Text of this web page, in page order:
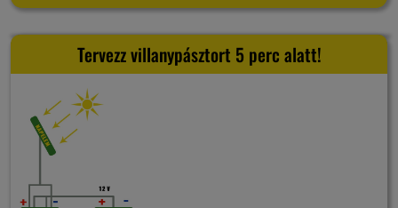
Tervezz villanypásztort 5 perc alatt!